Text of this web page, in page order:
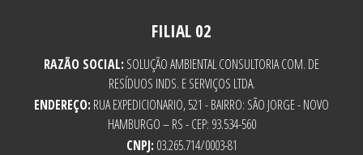
FILIAL 02
RAZÃO SOCIAL: SOLUÇÃO AMBIENTAL CONSULTORIA COM. DE
RESÍDUOS INDS. E SERVIÇOS LTDA.
ENDEREÇO: RUA EXPEDICIONARIO, 521 - BAIRRO: SÃO JORGE - NOVO
HAMBURGO – RS - CEP: 93.534-560
CNPJ: 03.265.714/0003-81